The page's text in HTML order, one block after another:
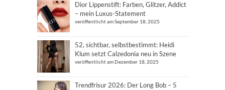
Dior Lippenstift: Farben, Glitzer, Addict
– mein Luxus-Statement
veröffentlicht am September 18, 2025
52, sichtbar, selbstbestimmt: Heidi
Klum setzt Calzedonia neu in Szene
veröffentlicht am Dezember 18, 2025
Trendfrisur 2026: Der Long Bob – 5